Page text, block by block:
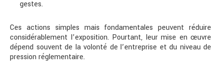
gestes.
Ces actions simples mais fondamentales peuvent réduire
considérablement l’exposition. Pourtant, leur mise en œuvre
dépend souvent de la volonté de l’entreprise et du niveau de
pression réglementaire.